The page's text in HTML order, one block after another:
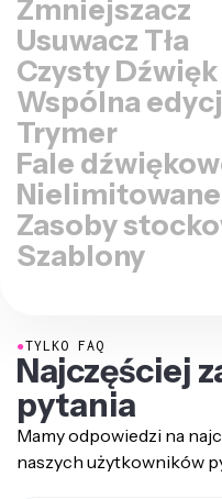
Usuwacz Tła
Czysty Dźwięk
Wspólna
Trymer
Fale
Nielimitowane
Zasoby
Szablony
●TYLKO FAQ
Najczęściej
pytania
Mamy odpowiedzi na
naszych użytkowników